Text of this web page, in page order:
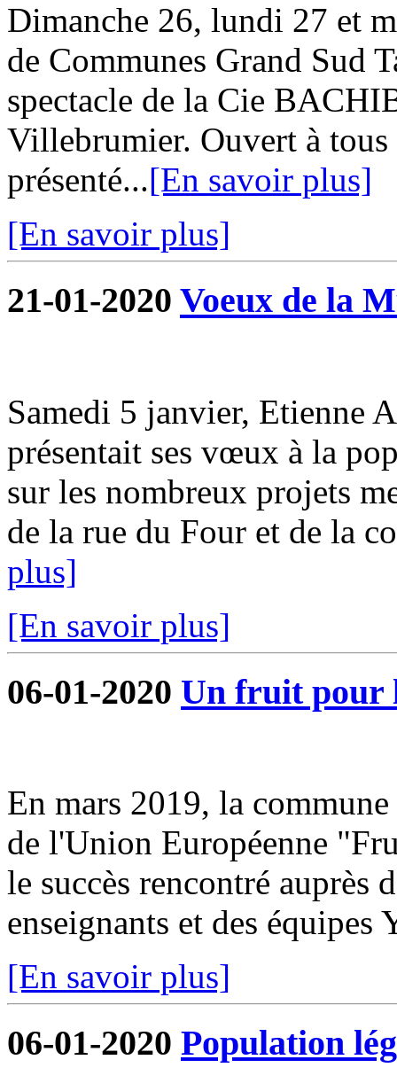
Dimanche 26, lundi 27 et
de Communes Grand Sud
spectacle de la Cie
Villebrumier. Ouvert à tous
présenté...[En savoir plus]
[En savoir plus]
21-01-2020 Voeux de la
Samedi 5 janvier, Etienne
présentait ses vœux à la
sur les nombreux projets
de la rue du Four et de la
plus]
[En savoir plus]
06-01-2020 Un fruit pour
En mars 2019, la
de l'Union Européenne
le succès rencontré auprès
enseignants et des
[En savoir plus]
06-01-2020 Population